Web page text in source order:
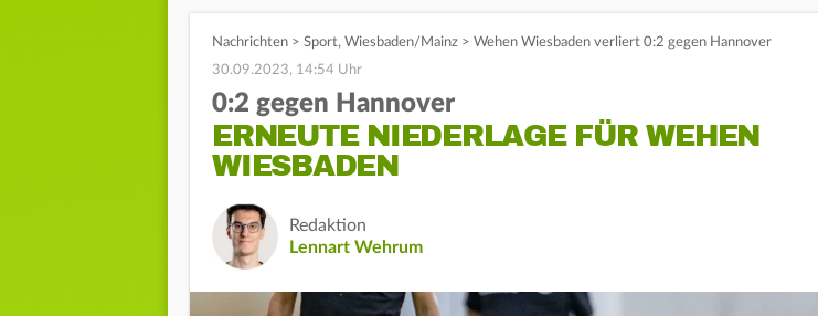
Nachrichten > Sport, Wiesbaden/Mainz > Wehen Wiesbaden verliert 0:2 gegen Hannover
30.09.2023, 14:54 Uhr
0:2 gegen Hannover
ERNEUTE NIEDERLAGE FÜR WEHEN
WIESBADEN
Redaktion
Lennart Wehrum